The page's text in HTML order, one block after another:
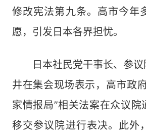
修改宪法第九条。高市今年
愿，引发日本各界担忧。
日本社民党干事长、参议
井在集会现场表示，高市政
家情报局”相关法案在众议院
移交参议院进行表决。此外